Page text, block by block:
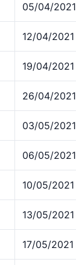
05/04/2021
12/04/2021
19/04/2021
26/04/2021
03/05/2021
06/05/2021
10/05/2021
13/05/2021
17/05/2021